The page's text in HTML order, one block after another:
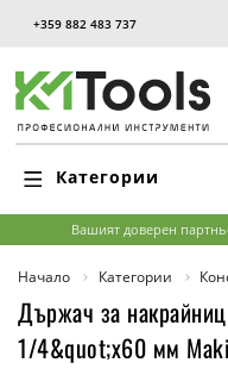
+359 882 483 737
Категории
Вашият доверен
Начало Категории
Държач за
1/4&quot;х60 мм